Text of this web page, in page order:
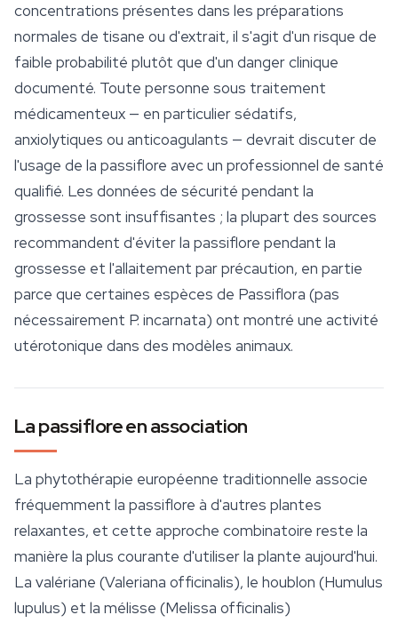
concentrations présentes dans les préparations
normales de tisane ou d'extrait, il s'agit d'un risque de
faible probabilité plutôt que d'un danger clinique
documenté. Toute personne sous traitement
médicamenteux — en particulier sédatifs,
anxiolytiques ou anticoagulants — devrait discuter de
l'usage de la passiflore avec un professionnel de santé
qualifié. Les données de sécurité pendant la
grossesse sont insuffisantes ; la plupart des sources
recommandent d'éviter la passiflore pendant la
grossesse et l'allaitement par précaution, en partie
parce que certaines espèces de Passiflora (pas
nécessairement P. incarnata) ont montré une activité
utérotonique dans des modèles animaux.
La passiflore en association
La phytothérapie européenne traditionnelle associe
fréquemment la passiflore à d'autres plantes
relaxantes, et cette approche combinatoire reste la
manière la plus courante d'utiliser la plante aujourd'hui.
La valériane (Valeriana officinalis), le houblon (Humulus
lupulus) et la mélisse (Melissa officinalis)